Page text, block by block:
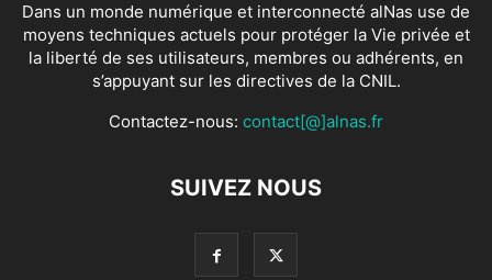
Dans un monde numérique et interconnecté alNas use de
moyens techniques actuels pour protéger la Vie privée et
la liberté de ses utilisateurs, membres ou adhérents, en
s’appuyant sur les directives de la CNIL.
Contactez-nous: contact[@]alnas.fr
SUIVEZ NOUS